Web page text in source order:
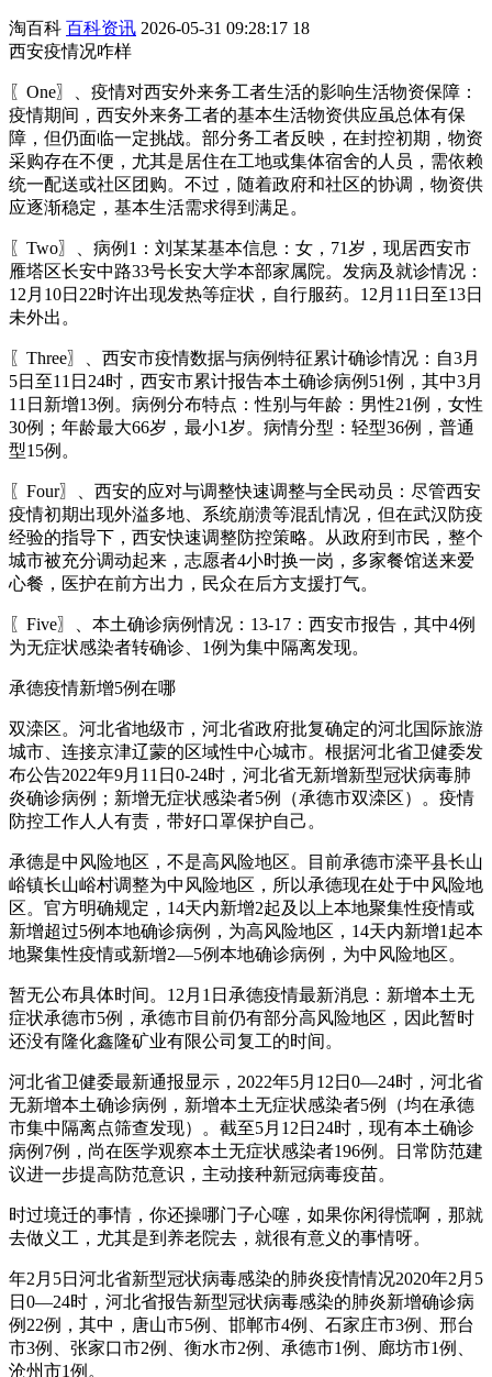
淘百科 百科资讯 2026-05-31 09:28:17 18
西安疫情况咋样
〖One〗、疫情对西安外来务工者生活的影响生活物资保障：
疫情期间，西安外来务工者的基本生活物资供应虽总体有保
障，但仍面临一定挑战。部分务工者反映，在封控初期，物资
采购存在不便，尤其是居住在工地或集体宿舍的人员，需依赖
统一配送或社区团购。不过，随着政府和社区的协调，物资供
应逐渐稳定，基本生活需求得到满足。
〖Two〗、病例1：刘某某基本信息：女，71岁，现居西安市
雁塔区长安中路33号长安大学本部家属院。发病及就诊情况：
12月10日22时许出现发热等症状，自行服药。12月11日至13日
未外出。
〖Three〗、西安市疫情数据与病例特征累计确诊情况：自3月
5日至11日24时，西安市累计报告本土确诊病例51例，其中3月
11日新增13例。病例分布特点：性别与年龄：男性21例，女性
30例；年龄最大66岁，最小1岁。病情分型：轻型36例，普通
型15例。
〖Four〗、西安的应对与调整快速调整与全民动员：尽管西安
疫情初期出现外溢多地、系统崩溃等混乱情况，但在武汉防疫
经验的指导下，西安快速调整防控策略。从政府到市民，整个
城市被充分调动起来，志愿者4小时换一岗，多家餐馆送来爱
心餐，医护在前方出力，民众在后方支援打气。
〖Five〗、本土确诊病例情况：13-17：西安市报告，其中4例
为无症状感染者转确诊、1例为集中隔离发现。
承德疫情新增5例在哪
双滦区。河北省地级市，河北省政府批复确定的河北国际旅游
城市、连接京津辽蒙的区域性中心城市。根据河北省卫健委发
布公告2022年9月11日0-24时，河北省无新增新型冠状病毒肺
炎确诊病例；新增无症状感染者5例（承德市双滦区）。疫情
防控工作人人有责，带好口罩保护自己。
承德是中风险地区，不是高风险地区。目前承德市滦平县长山
峪镇长山峪村调整为中风险地区，所以承德现在处于中风险地
区。官方明确规定，14天内新增2起及以上本地聚集性疫情或
新增超过5例本地确诊病例，为高风险地区，14天内新增1起本
地聚集性疫情或新增2—5例本地确诊病例，为中风险地区。
暂无公布具体时间。12月1日承德疫情最新消息：新增本土无
症状承德市5例，承德市目前仍有部分高风险地区，因此暂时
还没有隆化鑫隆矿业有限公司复工的时间。
河北省卫健委最新通报显示，2022年5月12日0—24时，河北省
无新增本土确诊病例，新增本土无症状感染者5例（均在承德
市集中隔离点筛查发现）。截至5月12日24时，现有本土确诊
病例7例，尚在医学观察本土无症状感染者196例。日常防范建
议进一步提高防范意识，主动接种新冠病毒疫苗。
时过境迁的事情，你还操哪门子心噻，如果你闲得慌啊，那就
去做义工，尤其是到养老院去，就很有意义的事情呀。
年2月5日河北省新型冠状病毒感染的肺炎疫情情况2020年2月5
日0—24时，河北省报告新型冠状病毒感染的肺炎新增确诊病
例22例，其中，唐山市5例、邯郸市4例、石家庄市3例、邢台
市3例、张家口市2例、衡水市2例、承德市1例、廊坊市1例、
沧州市1例。